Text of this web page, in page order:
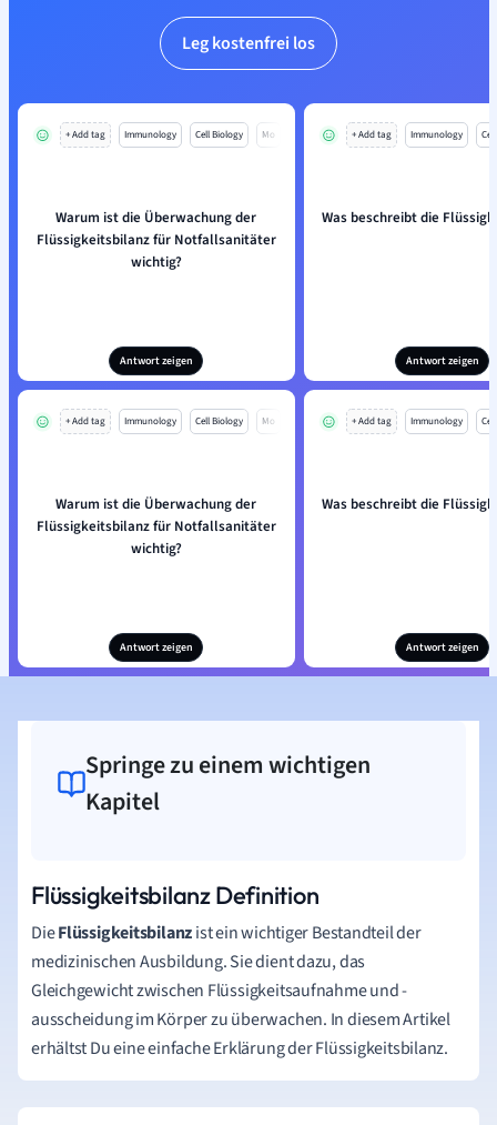
Leg kostenfrei los
+ Add tag Immunology Cell Biology Mo
Warum ist die Überwachung der
Flüssigkeitsbilanz für Notfallsanitäter
wichtig?
Antwort zeigen
+ Add tag Immunology
Was beschreibt die
Antwort zeigen
+ Add tag Immunology Cell Biology Mo
Warum ist die Überwachung der
Flüssigkeitsbilanz für Notfallsanitäter
wichtig?
Antwort zeigen
+ Add tag Immunology
Was beschreibt die
Antwort zeigen
Springe zu einem wichtigen
Kapitel
Flüssigkeitsbilanz Definition
DieFlüssigkeitsbilanzist ein wichtiger Bestandteil der
medizinischen Ausbildung. Sie dient dazu, das
Gleichgewicht zwischen Flüssigkeitsaufnahme und -
ausscheidung im Körper zu überwachen. In diesem Artikel
erhältst Du eine einfache Erklärung der Flüssigkeitsbilanz.